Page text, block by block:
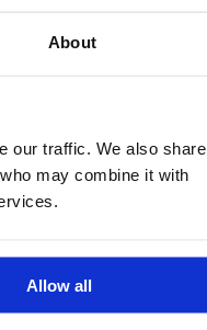
About
our traffic. We also share
may combine it with
Allow all
pro